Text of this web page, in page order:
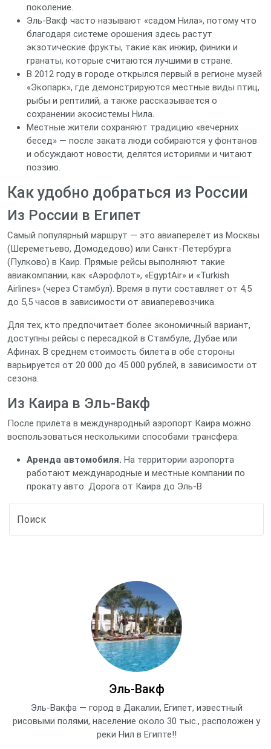
поколение.
Эль‑Вакф часто называют «садом Нила», потому что
благодаря системе орошения здесь растут
экзотические фрукты, такие как инжир, финики и
гранаты, которые считаются лучшими в стране.
В 2012 году в городе открылся первый в регионе музей
«Экопарк», где демонстрируются местные виды птиц,
рыбы и рептилий, а также рассказывается о
сохранении экосистемы Нила.
Местные жители сохраняют традицию «вечерних
бесед» — после заката люди собираются у фонтанов
и обсуждают новости, делятся историями и читают
поэзию.
Как удобно добраться из России
Из России в Египет
Самый популярный маршрут — это авиаперелёт из Москвы
(Шереметьево, Домодедово) или Санкт‑Петербурга
(Пулково) в Каир. Прямые рейсы выполняют такие
авиакомпании, как «Аэрофлот», «EgyptAir» и «Turkish
Airlines» (через Стамбул). Время в пути составляет от 4,5
до 5,5 часов в зависимости от авиаперевозчика.
Для тех, кто предпочитает более экономичный вариант,
доступны рейсы с пересадкой в Стамбуле, Дубае или
Афинах. В среднем стоимость билета в обе стороны
варьируется от 20 000 до 45 000 рублей, в зависимости от
сезона.
Из Каира в Эль‑Вакф
После прилёта в международный аэропорт Каира можно
воспользоваться несколькими способами трансфера:
Аренда автомобиля. На территории аэропорта
работают международные и местные компании по
прокату авто. Дорога от Каира до Эль‑В
Эль-Вакф
Эль-Вакфа — город в Дакалии, Египет, известный
рисовыми полями, население около 30 тыс., расположен у
реки Нил в Египте!!